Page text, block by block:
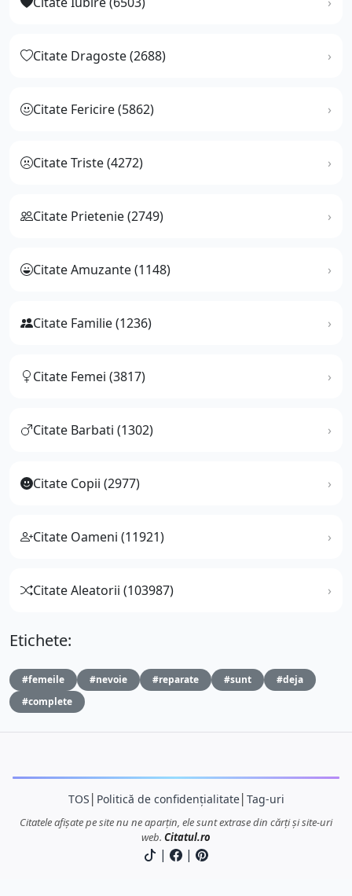
Citate Dragoste (2688)
Citate Fericire (5862)
Citate Triste (4272)
Citate Prietenie (2749)
Citate Amuzante (1148)
Citate Familie (1236)
Citate Femei (3817)
Citate Barbati (1302)
Citate Copii (2977)
Citate Oameni (11921)
Citate Aleatorii (103987)
Etichete:
#femeile #nevoie #reparate #sunt
#deja
#complete
TOS Politică de confidențialitate│ Tag-uri
Citatele afișate pe site nu ne aparțin, ele sunt extrase din cărți și site-uri
web. Citatul.ro
| |